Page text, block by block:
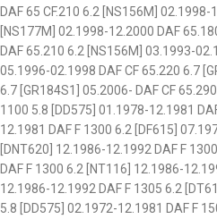
DAF 65 CF.210 6.2 [NS156M] 02.1998-
[NS177M] 02.1998-12.2000 DAF
DAF 65.210 6.2 [NS156M] 03.1993-
05.1996-02.1998 DAF CF 65.220 6.7
6.7 [GR184S1] 05.2006- DAF CF
1100 5.8 [DD575] 01.1978-12.1981
12.1981 DAF F 1300 6.2 [DF615]
[DNT620] 12.1986-12.1992 DAF F
DAF F 1300 6.2 [NT116] 12.1986-
12.1986-12.1992 DAF F 1305 6.2
5.8 [DD575] 02.1972-12.1981 DAF F